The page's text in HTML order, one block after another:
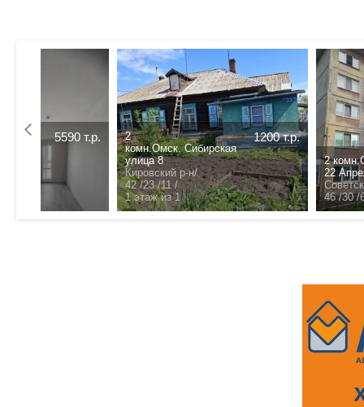
4100 т.р.
1 комн.Омск. улица
Энергетиков 63Б
Советский р-н/
31 /19.3 /5.9 /
5 этаж из 5
3200 т.р.
.
/- /- /- /этаж из